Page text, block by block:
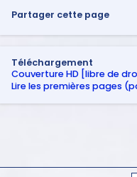
Partager cette page
Téléchargement
Couverture HD [libre de
Lire les premières pages